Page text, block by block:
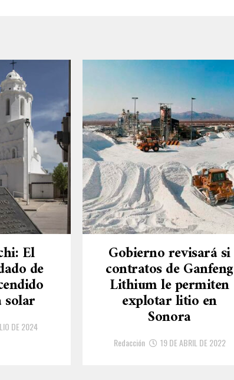
El
de
solar
DE 2024
Gobierno revisará si
contratos de Ganfeng
Lithium le permiten
explotar litio en
Sonora
Redacción 19 DE ABRIL DE 2022